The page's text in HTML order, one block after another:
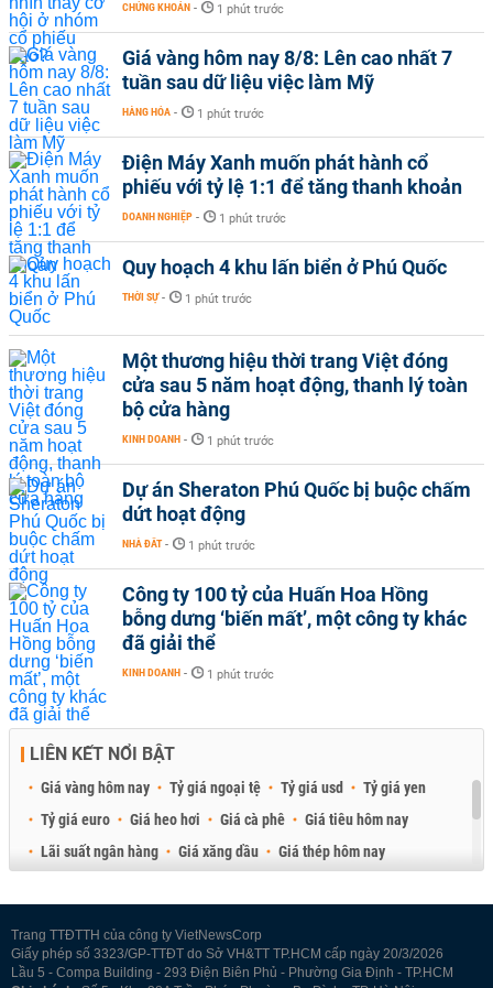
CHỨNG KHOÁN - 1 phút trước
Giá vàng hôm nay 8/8: Lên cao nhất 7
tuần sau dữ liệu việc làm Mỹ
HÀNG HÓA - 1 phút trước
Điện Máy Xanh muốn phát hành cổ
phiếu với tỷ lệ 1:1 để tăng thanh khoản
DOANH NGHIỆP - 1 phút trước
Quy hoạch 4 khu lấn biển ở Phú Quốc
THỜI SỰ - 1 phút trước
Một thương hiệu thời trang Việt đóng
cửa sau 5 năm hoạt động, thanh lý toàn
bộ cửa hàng
KINH DOANH - 1 phút trước
Dự án Sheraton Phú Quốc bị buộc chấm
dứt hoạt động
NHÀ ĐẤT - 1 phút trước
Công ty 100 tỷ của Huấn Hoa Hồng
bỗng dưng ‘biến mất’, một công ty khác
đã giải thể
KINH DOANH - 1 phút trước
LIÊN KẾT NỔI BẬT
Giá vàng hôm nay Tỷ giá ngoại tệ Tỷ giá usd
Tỷ giá yen
Tỷ giá euro
Giá heo hơi Giá cà phê
Giá tiêu hôm nay
Lãi suất ngân hàng
Giá xăng dầu
Giá thép hôm nay
Trang TTĐTTH của công ty VietNewsCorp
Giấy phép số 3323/GP-TTĐT do Sở VH&TT TP.HCM cấp ngày 20/3/2026
Lầu 5 - Compa Building - 293 Điện Biên Phủ - Phường Gia Định - TP.HCM